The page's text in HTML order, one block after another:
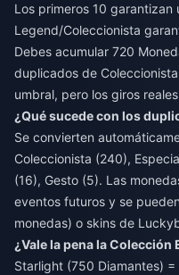
Los primeros 10 garantizan
Legend/Coleccionista
Debes acumular 720
duplicados de
umbral, pero los giros
¿Qué sucede con los
Se convierten
Coleccionista (240),
(16), Gesto (5). Las
eventos futuros y se
monedas) o skins de
¿Vale la pena la
Starlight (750 Diamantes)